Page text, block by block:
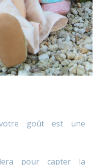
goût est une
pour capter la